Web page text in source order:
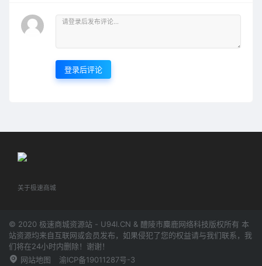
登录后评论
关于极速商城
© 2020 极速商城资源站 - U94I.CN & 醴陵市麋鹿网络科技版权所有 本
站资源均来自互联网或会员发布，如果侵犯了您的权益请与我们联系，我
们将在24小时内删除！谢谢！
网站地图
渝ICP备19011287号-3